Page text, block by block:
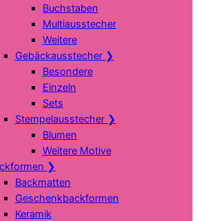
Buchstaben
Multiausstecher
Weitere
Gebäckausstecher ❯
Besondere
Einzeln
Sets
Stempelausstecher ❯
Blumen
Weitere Motive
❯
Backmatten
Geschenkbackformen
Keramik